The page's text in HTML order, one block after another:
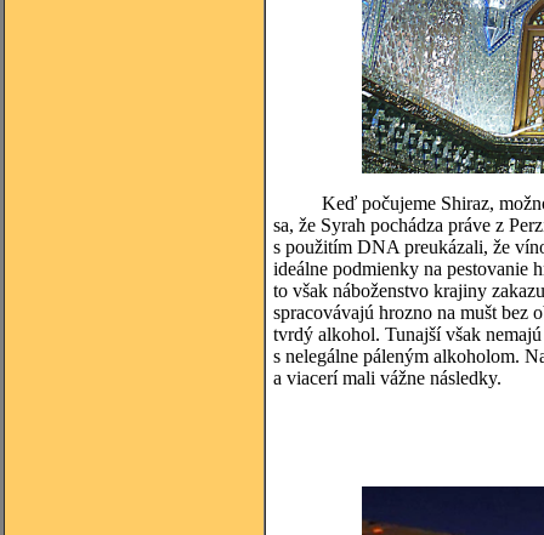
Keď počujeme Shiraz, možno
sa, že Syrah pochádza práve z
s použitím DNA preukázali, že
ideálne podmienky na pestovanie
to však náboženstvo krajiny
spracovávajú hrozno na mušt bez
tvrdý alkohol. Tunajší však
s nelegálne páleným alkoholom.
a viacerí mali vážne následky.